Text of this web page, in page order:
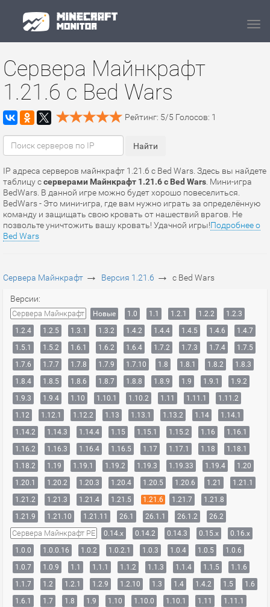
Сервера Майнкрафт
1.21.6 с Bed Wars
Рейтинг: 5/5 Голосов: 1
IP адреса серверов майнкрафт 1.21.6 с Bed Wars. Здесь вы найдете
таблицу ссерверами Майнкрафт 1.21.6 с Bed Wars . Мини-игра
BedWars. В данной игре можно будет хорошо повеселиться.
BedWars - Это мини-игра, где вам нужно играть за определённую
команду и защищать свою кровать от нашествий врагов. Не
позвольте уничтожить вашу кровать! Удачной игры!Подробнее о
Bed Wars
Сервера Майнкрафт → Версия 1.21.6 → с Bed Wars
Версии:
Сервера Майнкрафт Новые 1.0 1.1 1.2.1 1.2.2
1.2.3
1.2.4
1.2.5 1.3.1 1.3.2 1.4.2 1.4.4 1.4.5 1.4.6
1.4.7
1.5.1
1.5.2 1.6.1 1.6.2 1.6.4 1.7.2 1.7.3 1.7.4
1.7.5
1.7.6
1.7.7 1.7.8 1.7.9 1.7.10 1.8 1.8.1 1.8.2
1.8.3
1.8.4
1.8.5 1.8.6 1.8.7 1.8.8 1.8.9 1.9 1.9.1
1.9.2
1.9.3
1.9.4 1.10 1.10.1 1.10.2 1.11 1.11.1
1.11.2
1.12
1.12.1 1.12.2 1.13 1.13.1 1.13.2 1.14
1.14.1
1.14.2
1.14.3 1.14.4 1.15 1.15.1 1.15.2 1.16
1.16.1
1.16.2
1.16.3 1.16.4 1.16.5 1.17 1.17.1 1.18
1.18.1
1.18.2
1.19 1.19.1 1.19.2 1.19.3 1.19.33 1.19.4
1.20
1.20.1
1.20.2 1.20.3 1.20.4 1.20.5 1.20.6 1.21
1.21.1
1.21.2
1.21.3 1.21.4 1.21.5 1.21.6 1.21.7
1.21.8
1.21.9
1.21.10 1.21.11 26.1 26.1.1 26.1.2 26.2
Сервера Майнкрафт PE 0.14.x 0.14.2 0.14.3 0.15.x
0.16.x
1.0.0
1.0.0.16 1.0.2 1.0.2.1 1.0.3 1.0.4 1.0.5
1.0.6
1.0.7
1.0.9 1.1 1.1.1 1.1.2 1.1.3 1.1.4 1.1.5
1.1.6
1.1.7
1.2 1.2.1 1.2.9 1.2.10 1.3 1.4 1.4.2 1.5
1.6
1.6.1
1.7 1.8 1.9 1.10 1.10.0 1.10.1 1.11
1.11.1